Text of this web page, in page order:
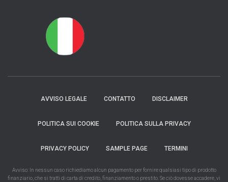
AVVISO LEGALE CONTATTO DISCLAIMER
POLITICA SUI COOKIE POLITICA SULLA PRIVACY
PRIVACY POLICY SAMPLE PAGE TERMINI
Avviso: In nessun caso richiediamo alcun pagamento per fornire qualsiasi tipo di prodotto
finanziario, che si tratti di carta di credito, finanziamento o prestito. Se ciò dovesse accadere, vi